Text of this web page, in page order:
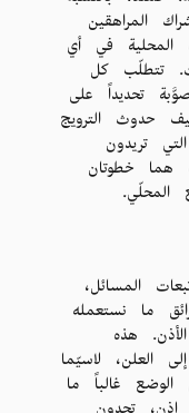
المراهقين
المحلية في أي
تتطلّب كل
تحديداً على
حدوث الترويج
تريدون
هما خطوتان
المحلّي.
المسائل،
ما نستعمله
هذه
العلن، لاسيّما
غالباً ما